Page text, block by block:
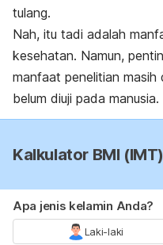
tulang.
Nah, itu tadi adalah
kesehatan. Namun,
manfaat penelitian
belum diuji pada manusia.
Kalkulator BMI (IMT)
Apa jenis kelamin Anda?
Laki-laki